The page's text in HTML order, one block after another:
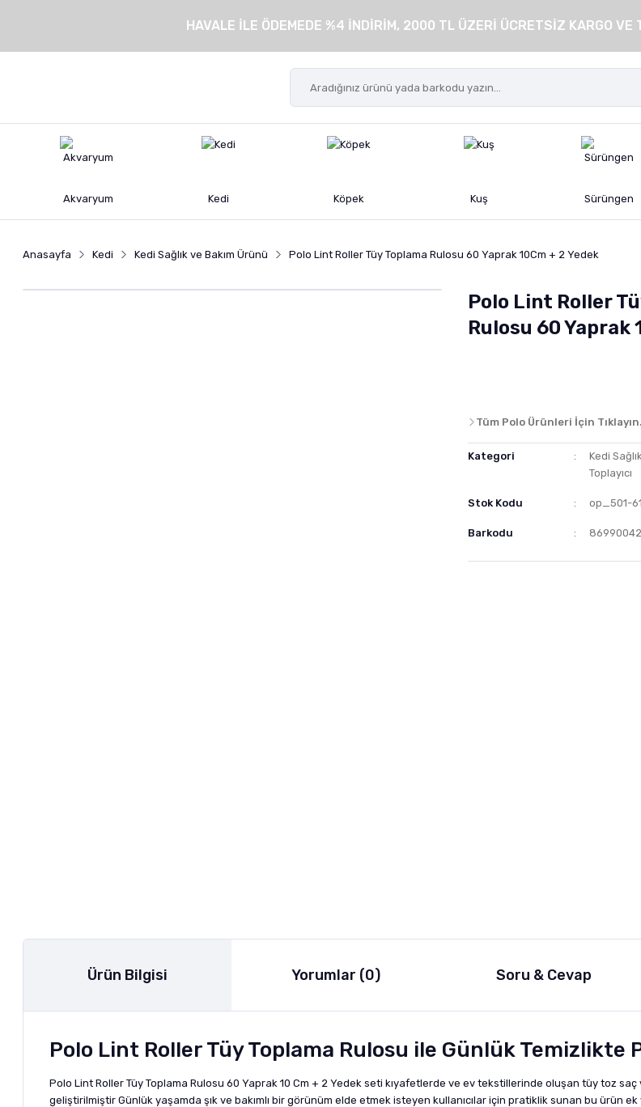
HAVALE İLE ÖDEMEDE %4 İNDİRİM, 2000 TL ÜZERİ ÜCRETSİZ KARGO
Akvaryum Kedi Köpek Kuş Sürüngen
Anasayfa Kedi Kedi Sağlık ve Bakım Ürünü Polo Lint Roller Tüy Toplama Rulosu 60 Yaprak 10Cm + 2 Yedek
Polo Lint Roller
Rulosu 60 Yaprak
Tüm Polo Ürünleri İçin Tıklayın.
Kategori Kedi
Toplayıcı
Stok Kodu op_501-
Barkodu
Ürün Bilgisi Yorumlar (0) Soru & Cevap
Polo Lint Roller Tüy Toplama Rulosu ile Günlük Temizlikte
Polo Lint Roller Tüy Toplama Rulosu 60 Yaprak 10 Cm + 2 Yedek seti kıyafetlerde ve ev tekstillerinde oluşan tüy toz
geliştirilmiştir Günlük yaşamda şık ve bakımlı bir görünüm elde etmek isteyen kullanıcılar için pratiklik sunan bu ürün